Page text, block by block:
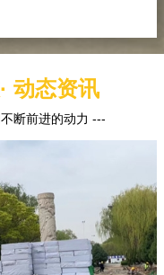
动态资讯
断前进的动力 ---